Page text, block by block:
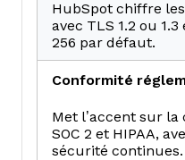
HubSpot chiffre
avec TLS 1.2 ou
256 par défaut.
Conformité
Met l’accent sur la
SOC 2 et HIPAA,
sécurité continues.